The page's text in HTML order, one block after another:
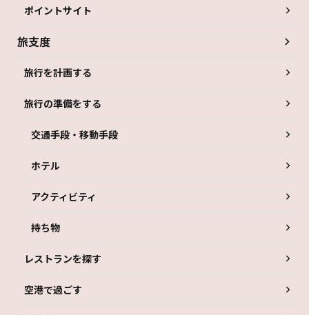
ポイントサイト
旅支度
旅行を計画する
旅行の準備をする
交通手段・移動手段
ホテル
アクティビティ
持ち物
レストランを探す
空港で過ごす